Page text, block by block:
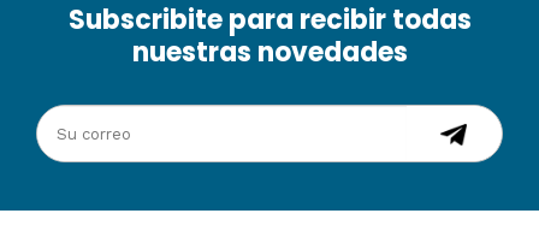
Subscribite para recibir todas
nuestras novedades